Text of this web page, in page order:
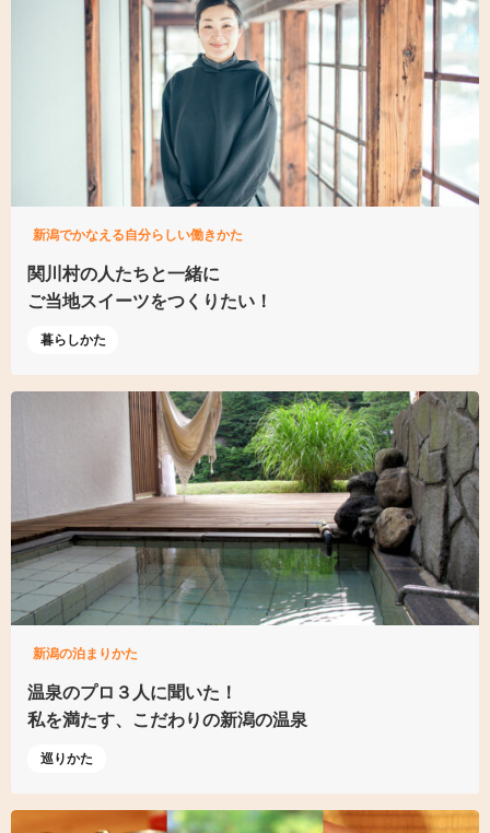
新潟でかなえる自分らしい働きかた
関川村の人たちと一緒に
ご当地スイーツをつくりたい！
暮らしかた
新潟の泊まりかた
温泉のプロ３人に聞いた！
私を満たす、
こだわりの新潟の温泉
巡りかた